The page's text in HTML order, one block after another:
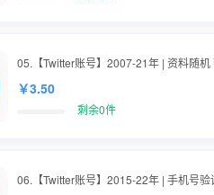
05.【Twitter账号】2007-21年 | 资料随机
￥3.50
剩余0件
06.【Twitter账号】2015-22年 | 手机号